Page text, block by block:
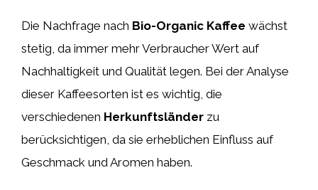
Die Nachfrage nach Bio-Organic Kaffee wächst
stetig, da immer mehr Verbraucher Wert auf
Nachhaltigkeit und Qualität legen. Bei der Analyse
dieser Kaffeesorten ist es wichtig, die
verschiedenen Herkunftsländer zu
berücksichtigen, da sie erheblichen Einfluss auf
Geschmack und Aromen haben.